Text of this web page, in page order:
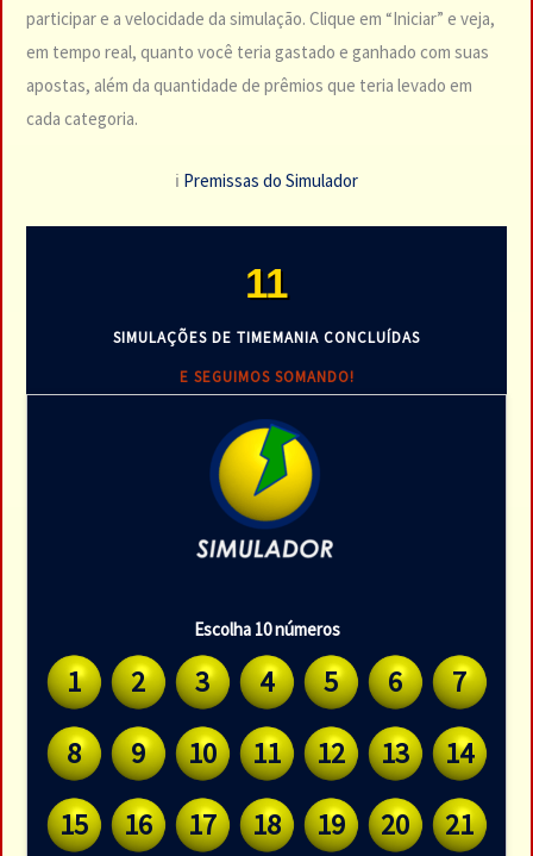
participar e a velocidade da simulação. Clique em “Iniciar” e veja,
em tempo real, quanto você teria gastado e ganhado com suas
apostas, além da quantidade de prêmios que teria levado em
cada categoria.
ℹ️ Premissas do Simulador
11
SIMULAÇÕES DE TIMEMANIA CONCLUÍDAS
E SEGUIMOS SOMANDO!
Escolha 10 números
1 2 3 4 5 6
7
8
9 10 11 12 13
14
15
16 17 18 19 20
21